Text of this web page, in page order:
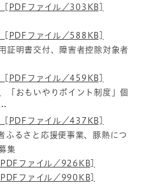
ファイル／303KB]
ファイル／588KB]
証明書交付、障害者控除対象者
ファイル／459KB]
「おもいやりポイント制度」個
ファイル／437KB]
ふるさと応援便事業、豚熱につ
集
ファイル／926KB]
ファイル／990KB]